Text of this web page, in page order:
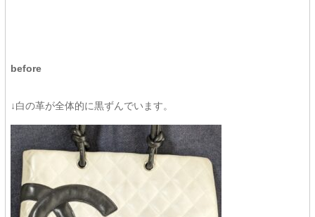
before
↓白の革が全体的に黒ずんでいます。